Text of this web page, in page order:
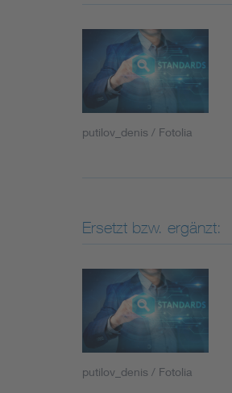
putilov_denis / Fotolia
Ersetzt bzw. ergänzt:
putilov_denis / Fotolia